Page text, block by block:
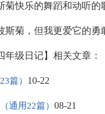
快乐的舞蹈和动听
菊，但我更爱它的勇
年级日记】相关文章：
篇） 10-22
通用22篇） 08-21